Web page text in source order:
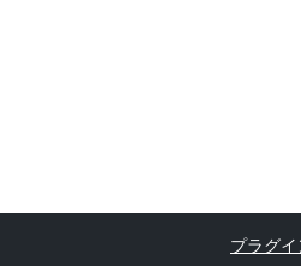
プラグ